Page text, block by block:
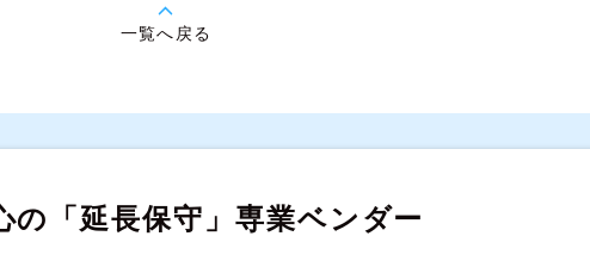
一覧へ戻る
の「延長保守」専業ベンダー